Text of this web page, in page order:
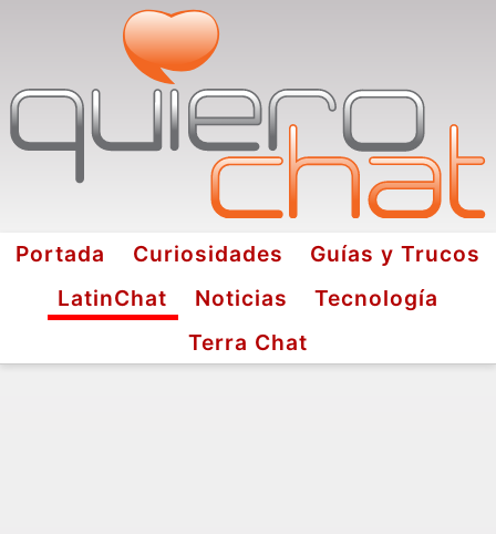
Portada Curiosidades
Guías y Trucos
LatinChat
Noticias
Tecnología
Terra Chat